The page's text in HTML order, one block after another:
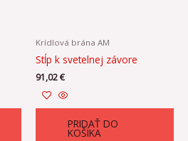
Krídlová brána AM
Stĺp k svetelnej závore
91,02€
PRIDAŤ DO
KOŠÍKA